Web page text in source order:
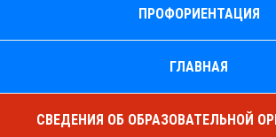
ПРОФОРИЕНТАЦИЯ
ГЛАВНАЯ
СВЕДЕНИЯ ОБ ОБРАЗОВАТЕЛЬНОЙ